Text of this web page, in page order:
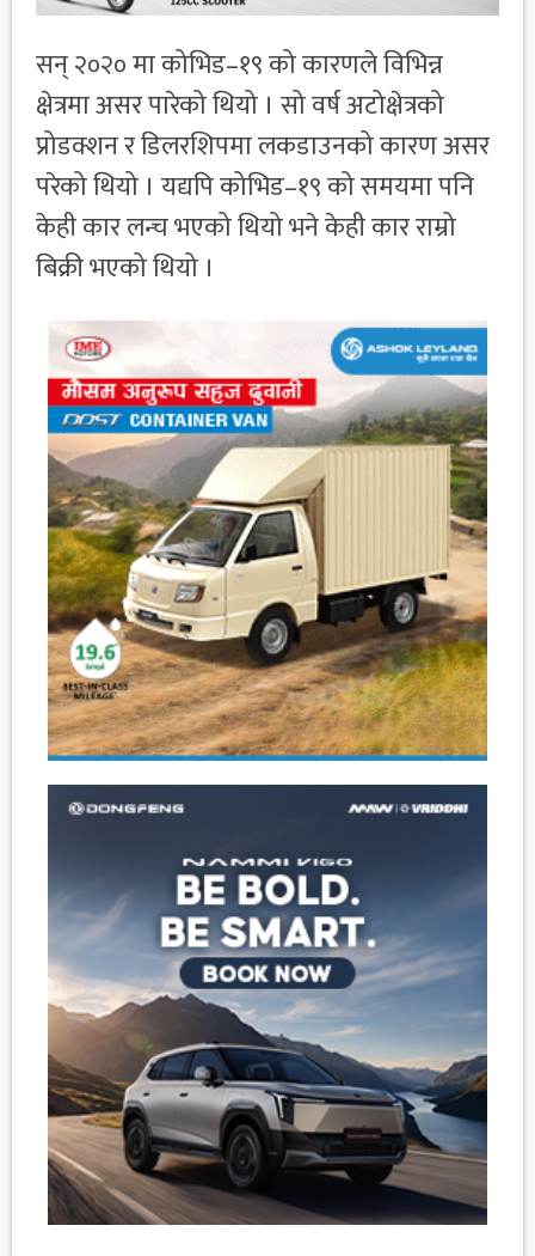
सन् २०२० मा कोभिड–१९ को कारणले विभिन्न
क्षेत्रमा असर पारेको थियो । सो वर्ष अटोक्षेत्रको
प्रोडक्शन र डिलरशिपमा लकडाउनको कारण असर
परेको थियो । यद्यपि कोभिड–१९ को समयमा पनि
केही कार लन्च भएको थियो भने केही कार राम्रो
बिक्री भएको थियो ।